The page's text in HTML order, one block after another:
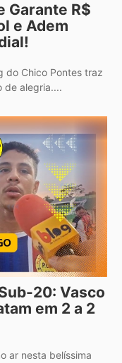
Garante R$
e Adem
do Chico Pontes traz
de alegria....
20: Vasco
em 2 a 2
ar nesta belíssima